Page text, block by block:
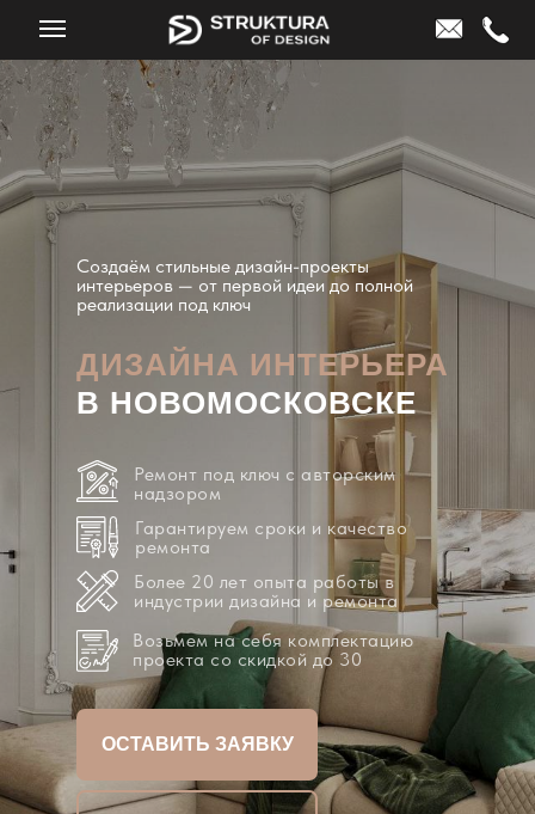
ДИЗАЙНА ИНТЕРЬЕРА
В НОВОМОСКОВСКЕ
Ремонт под ключ с авторским
надзором
ОСТАВИТЬ ЗАЯВКУ
Гарантируем сроки и качество
ремонта
Более 20 лет опыта работы в
индустрии дизайна и ремонта
Возьмем на себя комплектацию
проекта со скидкой до 30
Создаём стильные дизайн-проекты
интерьеров — от первой идеи до полной
реализации под ключ